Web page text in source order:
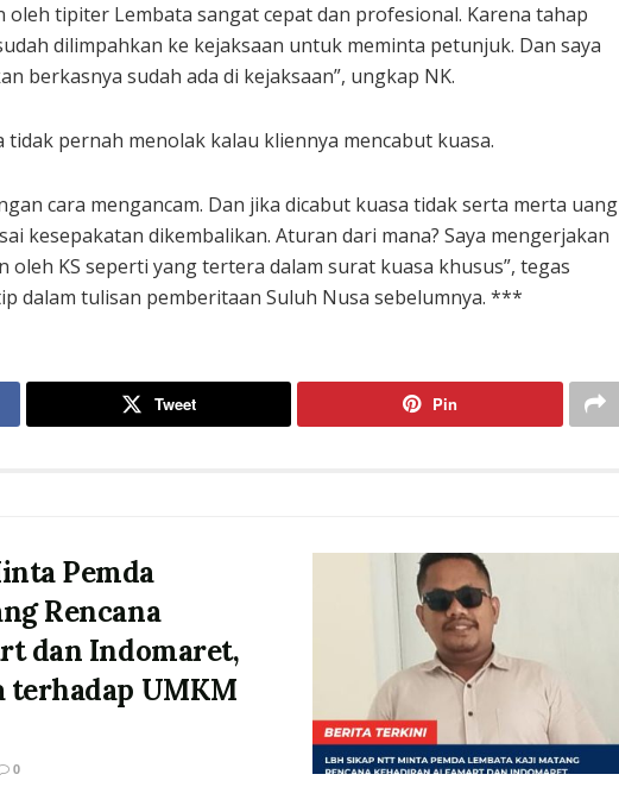
oleh tipiter Lembata sangat cepat dan profesional. Karena tahap
dilimpahkan ke kejaksaan untuk meminta petunjuk. Dan saya
berkasnya sudah ada di kejaksaan”, ungkap NK.
pernah menolak kalau kliennya mencabut kuasa.
cara mengancam. Dan jika dicabut kuasa tidak serta merta uang
kesepakatan dikembalikan. Aturan dari mana? Saya mengerjakan
oleh KS seperti yang tertera dalam surat kuasa khusus”, tegas
dalam tulisan pemberitaan Suluh Nusa sebelumnya. ***
Tweet Pin
Pemda
Rencana
dan Indomaret,
terhadap UMKM
0